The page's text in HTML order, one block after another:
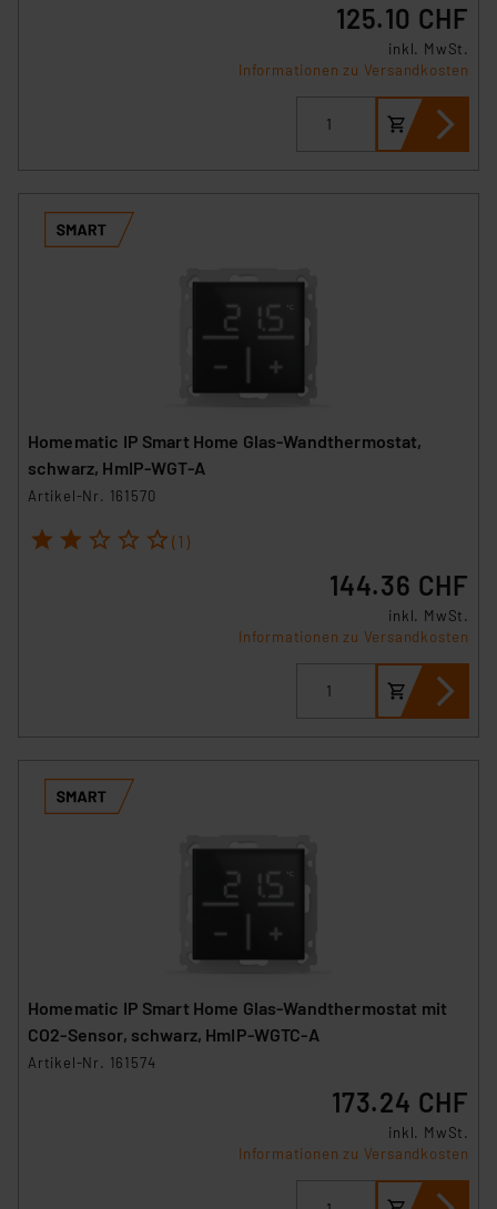
125.10 CHF
inkl. MwSt.
Informationen zu Versandkosten
Homematic IP Smart Home Glas-Wandthermostat,
schwarz, HmIP-WGT-A
Artikel-Nr. 161570
1 2 3 4 5 (1)
144.36 CHF
inkl. MwSt.
Informationen zu Versandkosten
Homematic IP Smart Home Glas-Wandthermostat mit
CO2-Sensor, schwarz, HmIP-WGTC-A
Artikel-Nr. 161574
173.24 CHF
inkl. MwSt.
Informationen zu Versandkosten